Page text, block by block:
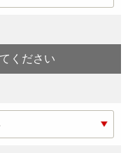
ください